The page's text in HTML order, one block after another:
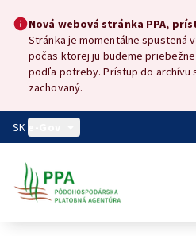
Preskočiť na hlavný obsah
Nová webová stránka PPA, prístup
Nová webová stránka PPA,
Stránka je momentálne spustená
počas ktorej ju budeme
podľa potreby. Prístup do archívu
zachovaný.
SK